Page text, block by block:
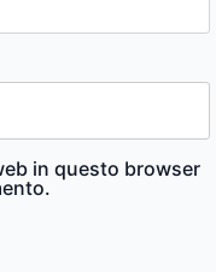
in questo browser